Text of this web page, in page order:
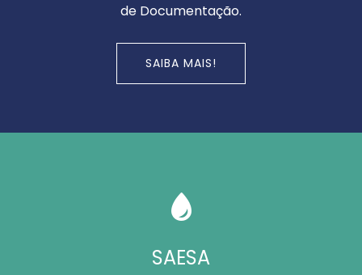
de Documentação.
SAIBA MAIS!
SAESA